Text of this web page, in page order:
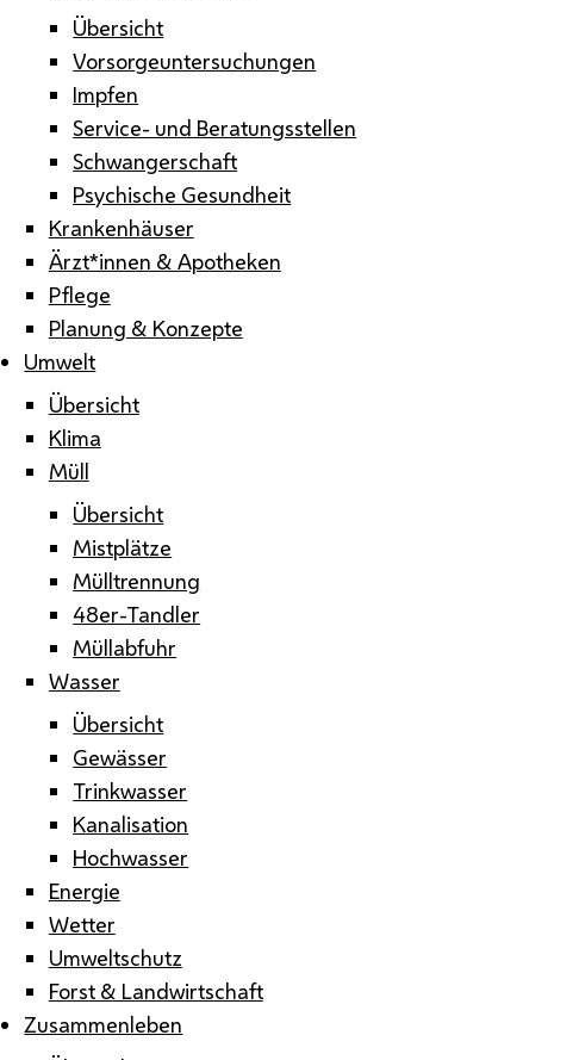
Übersicht
Vorsorgeuntersuchungen
Impfen
Service- und Beratungsstellen
Schwangerschaft
Psychische Gesundheit
Krankenhäuser
Ärzt*innen & Apotheken
Pflege
Planung & Konzepte
Umwelt
Übersicht
Klima
Müll
Übersicht
Mistplätze
Mülltrennung
48er-Tandler
Müllabfuhr
Wasser
Übersicht
Gewässer
Trinkwasser
Kanalisation
Hochwasser
Energie
Wetter
Umweltschutz
Forst & Landwirtschaft
Zusammenleben